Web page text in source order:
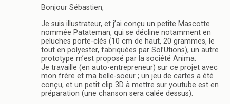
Bonjour Sébastien,
Je suis illustrateur, et j’ai conçu un petite Mascotte
nommée Patateman, qui se décline notamment en
peluches porte-clés (10 cm de haut, 20 grammes, le
tout en polyester, fabriquées par Sol’Utions), un autre
prototype m’est proposé par la société Anima.
Je travaille (en auto-entrepreneur) sur ce projet avec
mon frère et ma belle-soeur ; un jeu de cartes a été
conçu, et un petit clip 3D à mettre sur youtube est en
préparation (une chanson sera calée dessus).